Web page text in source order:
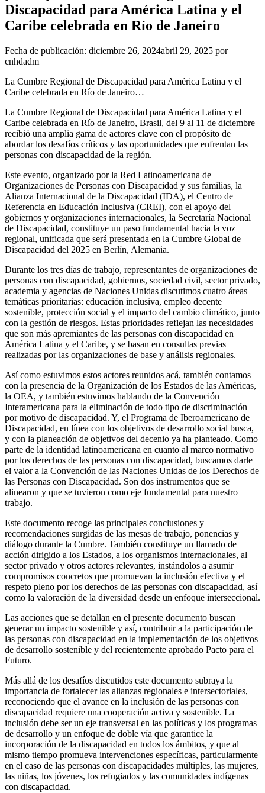
Discapacidad para América Latina y el
Caribe celebrada en Río de Janeiro
Fecha de publicación: diciembre 26, 2024abril 29, 2025 por
cnhdadm
La Cumbre Regional de Discapacidad para América Latina y el
Caribe celebrada en Río de Janeiro…
La Cumbre Regional de Discapacidad para América Latina y el
Caribe celebrada en Río de Janeiro, Brasil, del 9 al 11 de diciembre
recibió una amplia gama de actores clave con el propósito de
abordar los desafíos críticos y las oportunidades que enfrentan las
personas con discapacidad de la región.
Este evento, organizado por la Red Latinoamericana de
Organizaciones de Personas con Discapacidad y sus familias, la
Alianza Internacional de la Discapacidad (IDA), el Centro de
Referencia en Educación Inclusiva (CREI), con el apoyo del
gobiernos y organizaciones internacionales, la Secretaría Nacional
de Discapacidad, constituye un paso fundamental hacia la voz
regional, unificada que será presentada en la Cumbre Global de
Discapacidad del 2025 en Berlín, Alemania.
Durante los tres días de trabajo, representantes de organizaciones de
personas con discapacidad, gobiernos, sociedad civil, sector privado,
academia y agencias de Naciones Unidas discutimos cuatro áreas
temáticas prioritarias: educación inclusiva, empleo decente
sostenible, protección social y el impacto del cambio climático, junto
con la gestión de riesgos. Estas prioridades reflejan las necesidades
que son más apremiantes de las personas con discapacidad en
América Latina y el Caribe, y se basan en consultas previas
realizadas por las organizaciones de base y análisis regionales.
Así como estuvimos estos actores reunidos acá, también contamos
con la presencia de la Organización de los Estados de las Américas,
la OEA, y también estuvimos hablando de la Convención
Interamericana para la eliminación de todo tipo de discriminación
por motivo de discapacidad. Y, el Programa de Iberoamericano de
Discapacidad, en línea con los objetivos de desarrollo social busca,
y con la planeación de objetivos del decenio ya ha planteado. Como
parte de la identidad latinoamericana en cuanto al marco normativo
por los derechos de las personas con discapacidad, buscamos darle
el valor a la Convención de las Naciones Unidas de los Derechos de
las Personas con Discapacidad. Son dos instrumentos que se
alinearon y que se tuvieron como eje fundamental para nuestro
trabajo.
Este documento recoge las principales conclusiones y
recomendaciones surgidas de las mesas de trabajo, ponencias y
diálogo durante la Cumbre. También constituye un llamado de
acción dirigido a los Estados, a los organismos internacionales, al
sector privado y otros actores relevantes, instándolos a asumir
compromisos concretos que promuevan la inclusión efectiva y el
respeto pleno por los derechos de las personas con discapacidad, así
como la valoración de la diversidad desde un enfoque interseccional.
Las acciones que se detallan en el presente documento buscan
generar un impacto sostenible y así, contribuir a la participación de
las personas con discapacidad en la implementación de los objetivos
de desarrollo sostenible y del recientemente aprobado Pacto para el
Futuro.
Más allá de los desafíos discutidos este documento subraya la
importancia de fortalecer las alianzas regionales e intersectoriales,
reconociendo que el avance en la inclusión de las personas con
discapacidad requiere una cooperación activa y sostenible. La
inclusión debe ser un eje transversal en las políticas y los programas
de desarrollo y un enfoque de doble vía que garantice la
incorporación de la discapacidad en todos los ámbitos, y que al
mismo tiempo promueva intervenciones específicas, particularmente
en el caso de las personas con discapacidades múltiples, las mujeres,
las niñas, los jóvenes, los refugiados y las comunidades indígenas
con discapacidad.